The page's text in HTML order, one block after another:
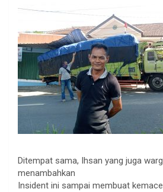
Ditempat sama, Ihsan yang juga
menambahkan
Insident ini sampai membuat